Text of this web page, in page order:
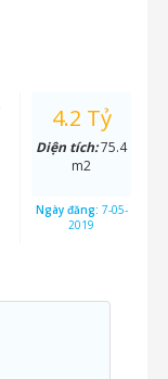
4.2 Tỷ
Diện tích:75.4
m2
Ngày đăng: 7-05-
2019